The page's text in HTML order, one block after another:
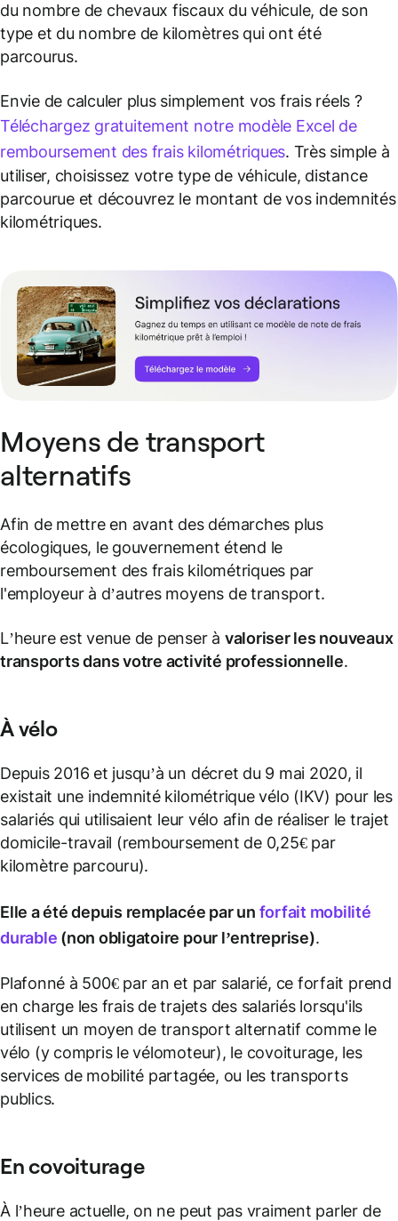
du nombre de chevaux fiscaux du véhicule, de son
type et du nombre de kilomètres qui ont été
parcourus.
Envie de calculer plus simplement vos frais réels ?
Téléchargez gratuitement notre modèle Excel de
remboursement des frais kilométriques. Très simple à
utiliser, choisissez votre type de véhicule, distance
parcourue et découvrez le montant de vos indemnités
kilométriques.
Moyens de transport
alternatifs
Afin de mettre en avant des démarches plus
écologiques, le gouvernement étend le
remboursement des frais kilométriques par
l'employeur à d’autres moyens de transport.
L’heure est venue de penser à valoriser les nouveaux
transports dans votre activité professionnelle.
À vélo
Depuis 2016 et jusqu’à un décret du 9 mai 2020, il
existait une indemnité kilométrique vélo (IKV) pour les
salariés qui utilisaient leur vélo afin de réaliser le trajet
domicile-travail (remboursement de 0,25€ par
kilomètre parcouru).
Elle a été depuis remplacée par un forfait mobilité
durable (non obligatoire pour l’entreprise).
Plafonné à 500€ par an et par salarié, ce forfait prend
en charge les frais de trajets des salariés lorsqu'ils
utilisent un moyen de transport alternatif comme le
vélo (y compris le vélomoteur), le covoiturage, les
services de mobilité partagée, ou les transports
publics.
Encovoiturage
À l’heure actuelle, on ne peut pas vraiment parler de